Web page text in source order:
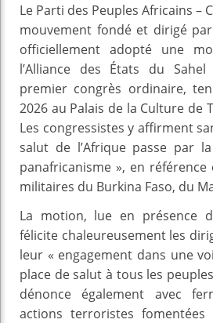
Le Parti des Peuples Africains –
mouvement fondé et dirigé
officiellement adopté une
l’Alliance des États du
premier congrès ordinaire,
2026 au Palais de la Culture de
Les congressistes y affirment
salut de l’Afrique passe par
panafricanisme », en
militaires du Burkina Faso, du
La motion, lue en présence
félicite chaleureusement les
leur « engagement dans une
place de salut à tous les
dénonce également avec
actions terroristes fomentées